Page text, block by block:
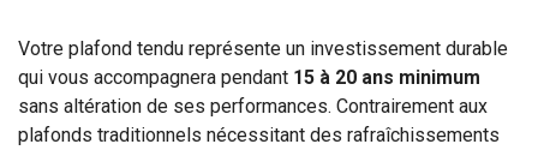
Votre plafond tendu représente un investissement durable
qui vous accompagnera pendant 15 à 20 ans minimum
sans altération de ses performances. Contrairement aux
plafonds traditionnels nécessitant des rafraîchissements